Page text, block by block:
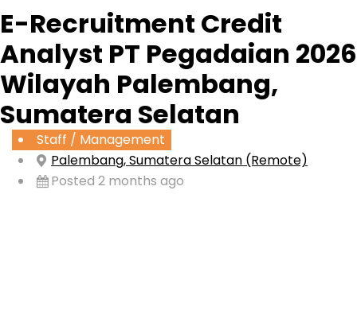
E-Recruitment Credit
Analyst PT Pegadaian 2026
Wilayah Palembang,
Sumatera Selatan
Staff / Management
Palembang, Sumatera Selatan (Remote)
Posted 2 months ago